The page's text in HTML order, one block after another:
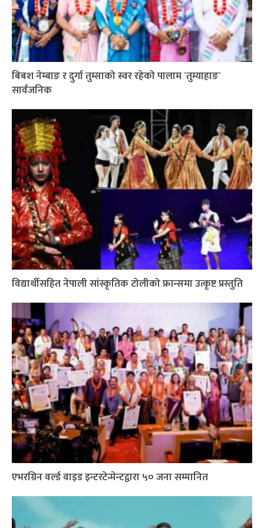
बिबश नेम्बाङ र दुर्गा तुम्साको स्वर रहेको पालाम `तुम्याहाङ´
सार्वजनिक
विद्यार्थीसहित नेपाली सांस्कृतिक टोलीको फ्रान्समा उत्कृष्ट प्रस्तुति
एभरग्रिन वर्ल्ड वाइड इन्टरटेन्मेन्टद्वारा ५० जना सम्मानित